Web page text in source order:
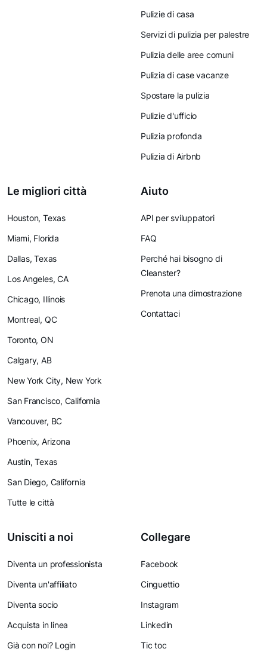
Pulizie di casa
Servizi di pulizia per palestre
Pulizia delle aree comuni
Pulizia di case vacanze
Spostare la pulizia
Pulizie d'ufficio
Pulizia profonda
Pulizia di Airbnb
Le migliori città
Houston, Texas
Miami, Florida
Dallas, Texas
Los Angeles, CA
Chicago, Illinois
Montreal, QC
Toronto, ON
Calgary, AB
New York City, New York
San Francisco, California
Vancouver, BC
Phoenix, Arizona
Austin, Texas
San Diego, California
Tutte le città
Aiuto
API per sviluppatori
FAQ
Perché hai bisogno di
Cleanster?
Prenota una dimostrazione
Contattaci
Unisciti a noi
Diventa un professionista
Diventa un'affiliato
Diventa socio
Acquista in linea
Già con noi? Login
Collegare
Facebook
Cinguettio
Instagram
Linkedin
Tic toc